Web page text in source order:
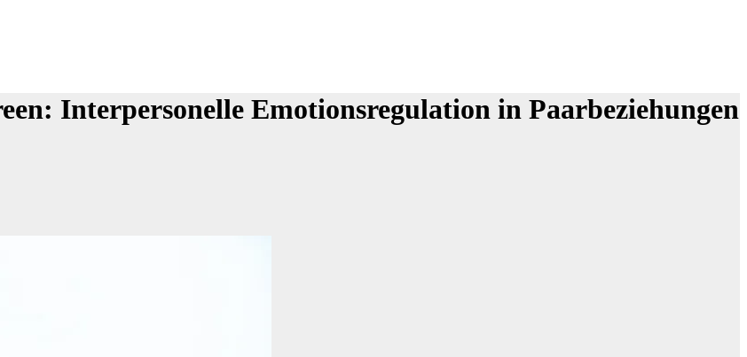
Interpersonelle Emotionsregulation in Paarbeziehungen